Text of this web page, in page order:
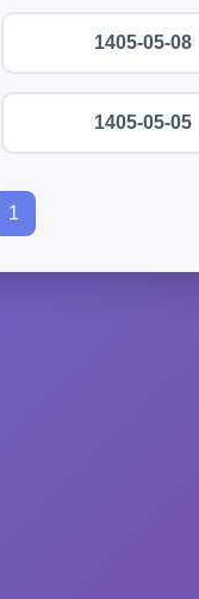
1405-05-08
1405-05-05
1